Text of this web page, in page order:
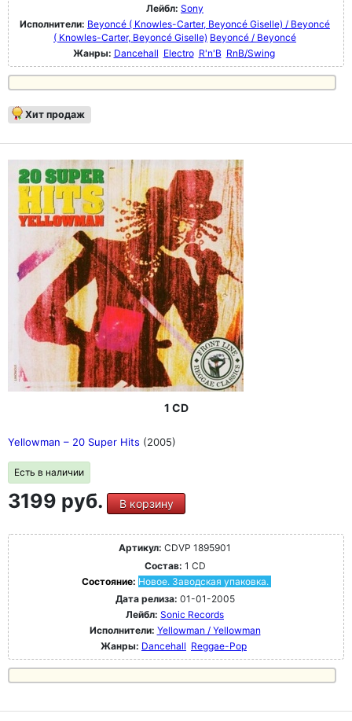
Лейбл: Sony
Исполнители: Beyoncé ( Knowles-Carter, Beyoncé Giselle) / Beyoncé
( Knowles-Carter, Beyoncé Giselle) Beyoncé / Beyoncé
Жанры: Dancehall Electro R'n'B RnB/Swing
Хит продаж
1 CD
Yellowman ‎– 20 Super Hits (2005)
Есть в наличии
3199 руб. В корзину
Артикул: CDVP 1895901
Состав: 1 CD
Состояние: Новое. Заводская упаковка.
Дата релиза: 01-01-2005
Лейбл: Sonic Records
Исполнители: Yellowman / Yellowman
Жанры: Dancehall Reggae-Pop